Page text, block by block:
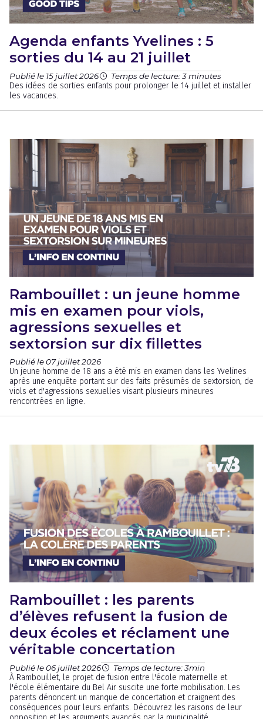
Agenda enfants Yvelines : 5
sorties du 14 au 21 juillet
Publié le 15 juillet 2026 Temps de lecture: 3 minutes
Des idées de sorties enfants pour prolonger le 14 juillet et installer
les vacances.
Rambouillet : un jeune homme
mis en examen pour viols,
agressions sexuelles et
sextorsion sur dix fillettes
Publié le 07 juillet 2026
Un jeune homme de 18 ans a été mis en examen dans les Yvelines
après une enquête portant sur des faits présumés de sextorsion, de
viols et d'agressions sexuelles visant plusieurs mineures
rencontrées en ligne.
Rambouillet : les parents
d’élèves refusent la fusion de
deux écoles et réclament une
véritable concertation
Publié le 06 juillet 2026 Temps de lecture: 3min
À Rambouillet, le projet de fusion entre l'école maternelle et
l'école élémentaire du Bel Air suscite une forte mobilisation. Les
parents dénoncent un manque de concertation et craignent des
conséquences pour leurs enfants. Découvrez les raisons de leur